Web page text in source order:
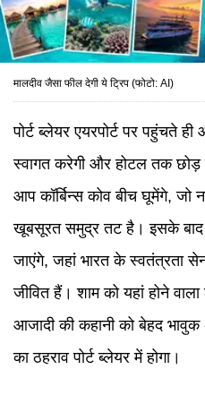
मालदीव जैसा फील देगी ये ट्रिप (फोटो: AI)
पोर्ट ब्लेयर एयरपोर्ट पर पहुंचते
स्वागत करेगी और होटल तक छोड़
आप कॉर्बिन्स कोव बीच घूमेंगे, जो
खूबसूरत समुद्र तट है। इसके
जाएंगे, जहां भारत के स्वतंत्रता
जीवित हैं। शाम को यहां होने
आजादी की कहानी को बेहद
का ठहराव पोर्ट ब्लेयर में होगा।